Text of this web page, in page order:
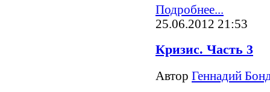
Подробнее...
25.06.2012 21:53
Кризис. Часть 3
Автор Геннадий